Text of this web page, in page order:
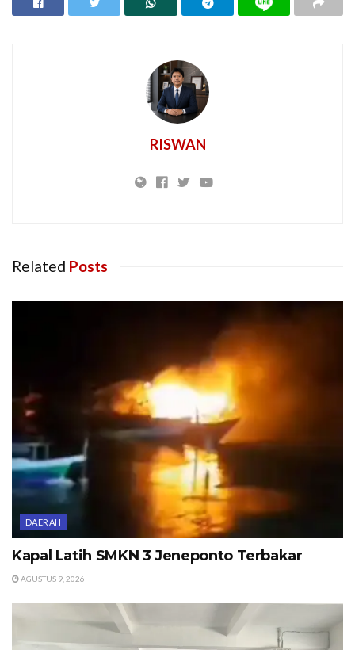
RISWAN
Related Posts
DAERAH
Kapal Latih SMKN 3 Jeneponto Terbakar
AGUSTUS 9, 2026